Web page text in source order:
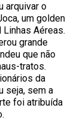
arquivar o
um golden
Linhas Aéreas.
grande
que não
tratos.
da
seja, sem a
foi atribuída